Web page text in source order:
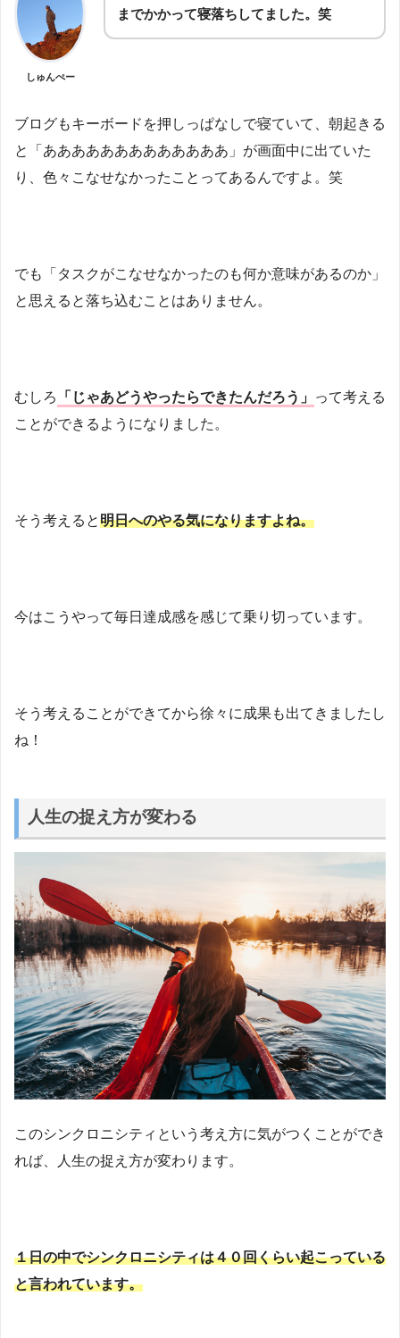
しゅんぺー
までかかって寝落ちしてました。笑
ブログもキーボードを押しっぱなしで寝ていて、朝起きる
と「あああああああああああああ」が画面中に出ていた
り、色々こなせなかったことってあるんですよ。笑
でも「タスクがこなせなかったのも何か意味があるのか」
と思えると落ち込むことはありません。
むしろ 「じゃあどうやったらできたんだろう」 って考える
ことができるようになりました。
そう考えると明日へのやる気になりますよね。
今はこうやって毎日達成感を感じて乗り切っています。
そう考えることができてから徐々に成果も出てきましたし
ね！
人生の捉え方が変わる
このシンクロニシティという考え方に気がつくことができ
れば、人生の捉え方が変わります。
１日の中でシンクロニシティは４０回くらい起こっている
と言われています。